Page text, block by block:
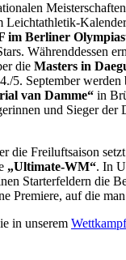
Leichtathletik-
im Berliner
Währenddessen
die Masters in
5. September werden
van Damme“ in
und Sieger der
die Freiluftsaison
„Ultimate-WM“. In
Starterfeldern die
Premiere, auf die
in unserem